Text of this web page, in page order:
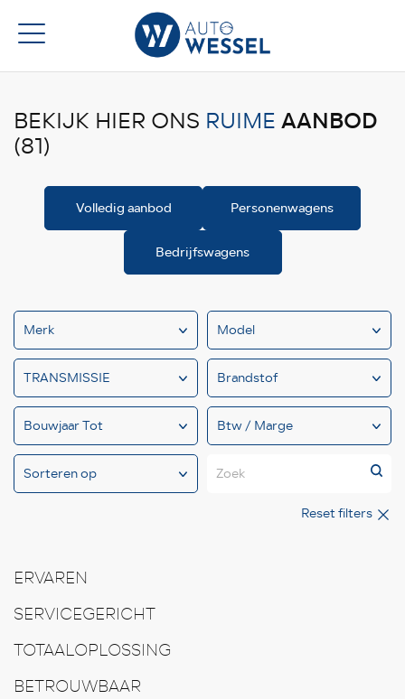
BEKIJK HIER ONS RUIMEAANBOD
(81)
Volledig aanbod Personenwagens
Bedrijfswagens
Zoek
Reset filters
ERVAREN
SERVICEGERICHT
TOTAALOPLOSSING
BETROUWBAAR